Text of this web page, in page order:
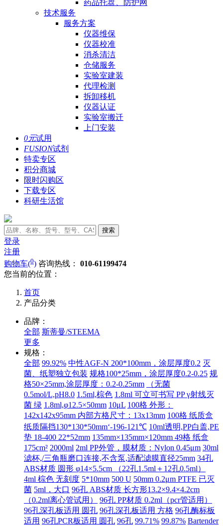
药品托盘、防护网
技术服务
服务方案
仪器维保
仪器校准
消杀清洁
仓储服务
实验室建装
代理检测
拆卸移机
仪器认证
实验室搬迁
上门安装
0元试用
FUSION试剂
特卖专区
积分商城
限时闪购区
下载专区
科研生活馆
搜索
登录
注册
购物车(0) 咨询热线： 010-61199474
您当前的位置：
首页
产品分类
品牌：
全部 斯蒂曼/STEEMA
更多
规格：
全部 99.92% 中性AGF-N 200*100mm，涂层厚度0.2 灭
菌、纸塑独立包装 规格100*25mm，涂层厚度0.2-0.25 规
格50×25mm,涂层厚度：0.2-0.25mm
（无菌
0.5mol/L,pH8.0 1.5ml,棕色 1.8ml 可立可书写 PP γ射线灭
菌 绿 1.8ml,φ12.5×50mm 10μL 100格 外形：
142x142x95mm 内部方格尺寸：13x13mm 100格 纸质盒
纸质隔挡130*130*50mm‘-196-121℃ 10ml透明,PP白盖,PE
垫 18-400 22*52mm 135mm×135mm×120mm 49格 纸盒
175cm² 2000ml 2ml PP外管，膜材质：Nylon 0.45μm 30ml
滤杯,/三角瓶磨口连接,不含泵,适配滤膜直径25mm 34孔
ABS材质 圆形 φ14×5.5cm （22孔1.5ml＋12孔0.5ml）
4ml 棕色 无刻度 5*10mm 500 U 50mm 0.2μm PTFE 已灭
菌 5ml，大口 96孔 ABS材质 长方形13.2×9.4×4.2cm
（0.2ml离心管试用）
96孔 PP材质 0.2ml（pcr管适用）
96孔深孔板适用 圆孔 96孔深孔板适用 方格 96孔酶标板
适用 96孔PCR板适用 圆孔 96孔 99.71% 99.87% Bartender